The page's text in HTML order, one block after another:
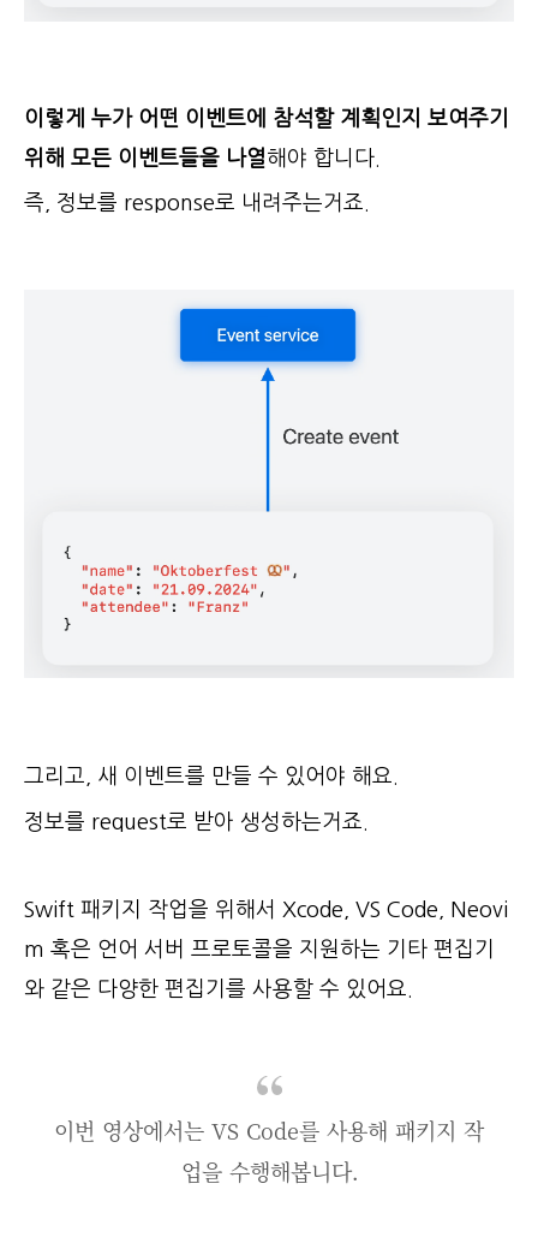
이렇게 누가 어떤 이벤트에 참석할 계획인지 보여주기
위해 모든 이벤트들을 나열해야 합니다.
즉, 정보를 response로 내려주는거죠.
그리고, 새 이벤트를 만들 수 있어야 해요.
정보를 request로 받아 생성하는거죠.
Swift 패키지 작업을 위해서 Xcode, VS Code, Neovi
m 혹은 언어 서버 프로토콜을 지원하는 기타 편집기
와 같은 다양한 편집기를 사용할 수 있어요.
이번 영상에서는 VS Code를 사용해 패키지 작
업을 수행해봅니다.